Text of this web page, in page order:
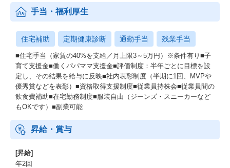
手当・福利厚生
住宅補助 定期健康診断 通勤手当 残業手当
■住宅手当（家賃の40%を支給／月上限3～5万円）※条件有り■子
育て支援金■働くパパママ支援金■評価制度：半年ごとに目標を設
定し、その結果を給与に反映■社内表彰制度（半期に1回、MVPや
優秀賞などを表彰）■資格取得支援制度■従業員持株会■従業員間の
飲食費補助■在宅勤務制度■服装自由（ジーンズ・スニーカーなど
もOKです）■副業可能
昇給・賞与
[昇給]
年2回